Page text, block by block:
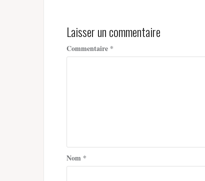
Laisser un commentaire
Commentaire *
Nom *